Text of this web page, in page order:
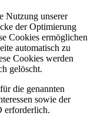
Nutzung unserer
der Optimierung
Cookies ermöglichen
automatisch zu
Cookies werden
gelöscht.
die genannten
sowie der
erforderlich.